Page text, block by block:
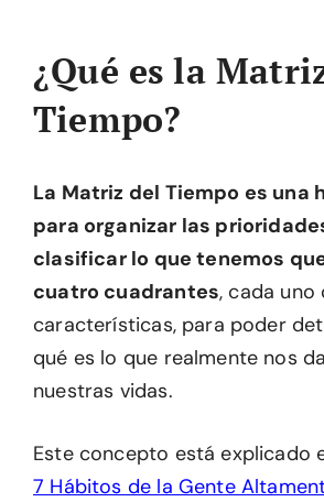
¿Qué es la
Tiempo?
La Matriz del Tiempo es una
para organizar las
clasificar lo que tenemos
cuatro cuadrantes, cada uno
características, para poder
qué es lo que realmente nos
nuestras vidas.
Este concepto está explicado
7 Hábitos de la Gente